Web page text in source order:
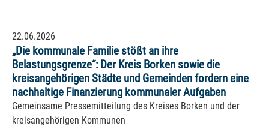
22.06.2026
„Die kommunale Familie stößt an ihre
Belastungsgrenze“: Der Kreis Borken sowie die
kreisangehörigen Städte und Gemeinden fordern eine
nachhaltige Finanzierung kommunaler Aufgaben
Gemeinsame Pressemitteilung des Kreises Borken und der
kreisangehörigen Kommunen